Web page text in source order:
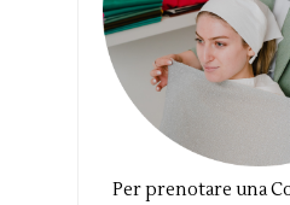
Per prenotare una